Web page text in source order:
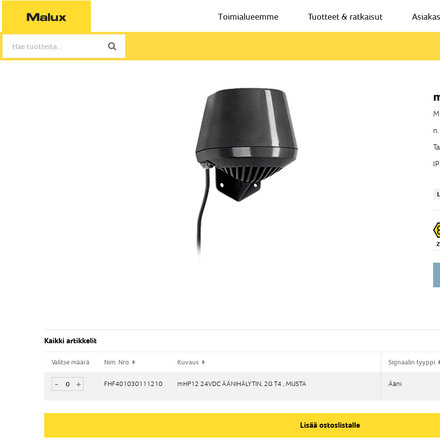
Toimialueemme Tuotteet & ratkaisut
Kaikki artikkelit
Valitse määrä Nim. Nro Kuvaus Signaalin tyyppi
+
- FHF401030111210 mHP12 24VDC ÄÄNIHÄLYTIN, 2G T4 , MUSTA Ääni
Valitse määrä Nim. Nro Kuvaus Signaalin tyyppi
+
- FHF401030111210 mHP12 24VDC ÄÄNIHÄLYTIN, 2G T4 , MUSTA Ääni
Lisää ostoslistalle